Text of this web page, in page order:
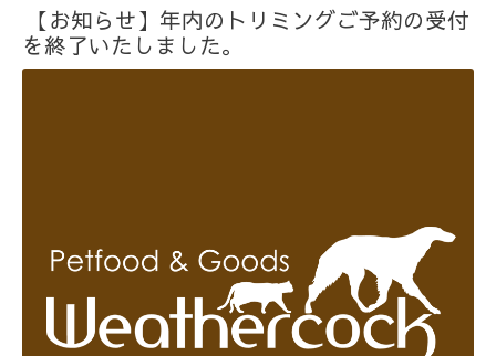
【お知らせ】年内のトリミングご予約の受付
を終了いたしました。